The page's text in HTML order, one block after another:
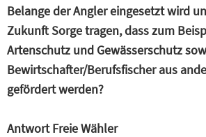
Belange der Angler eingesetzt wird
Zukunft Sorge tragen, dass zum
Artenschutz und Gewässerschutz
Bewirtschafter/Berufsfischer aus
gefördert werden?
Antwort Freie Wähler